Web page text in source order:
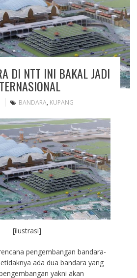
DI NTT INI BAKAL JADI
BANDARA, KUPANG
[ilustrasi]
pengembangan bandara-
ada dua bandara yang
yakni akan